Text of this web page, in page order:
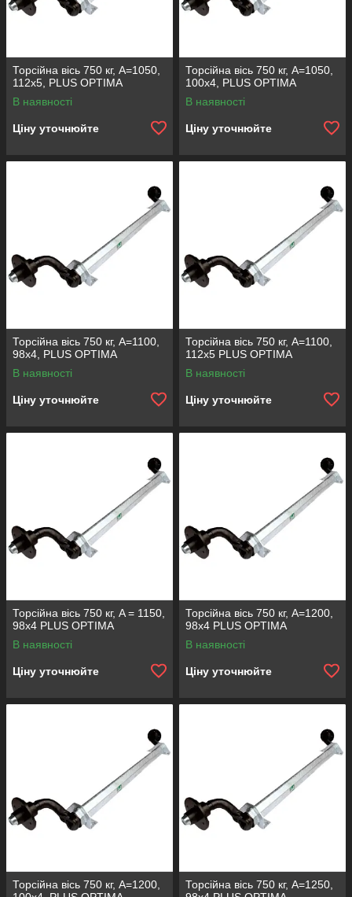
Торсійна вісь 750 кг, А=1050,
112х5, PLUS OPTIMA
В наявності
Ціну уточнюйте
Торсійна вісь 750 кг, А=1050,
100х4, PLUS OPTIMA
В наявності
Ціну уточнюйте
Торсійна вісь 750 кг, A=1100,
98x4, PLUS OPTIMA
В наявності
Ціну уточнюйте
Торсійна вісь 750 кг, А=1100,
112х5 PLUS OPTIMA
В наявності
Ціну уточнюйте
Торсійна вісь 750 кг, A = 1150,
98x4 PLUS OPTIMA
В наявності
Ціну уточнюйте
Торсійна вісь 750 кг, A=1200,
98x4 PLUS OPTIMA
В наявності
Ціну уточнюйте
Торсійна вісь 750 кг, А=1200,
Торсійна вісь 750 кг, А=1250,